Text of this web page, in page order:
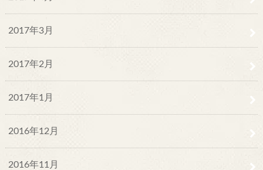
2017年3月
2017年2月
2017年1月
2016年12月
2016年11月